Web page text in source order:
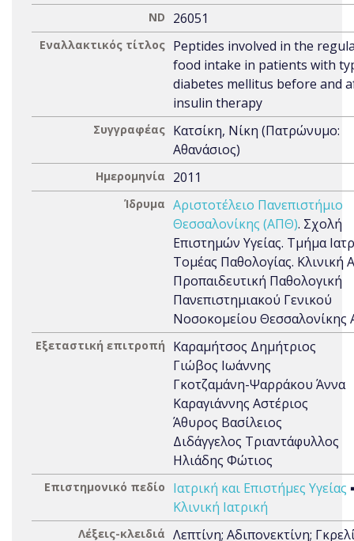
ND 26051
Εναλλακτικός τίτλος Peptides involved in the
food intake in patients with
diabetes mellitus before and
insulin therapy
Συγγραφέας Κατσίκη, Νίκη (Πατρώνυμο:
Αθανάσιος)
Ημερομηνία 2011
Ίδρυμα Αριστοτέλειο Πανεπιστήμιο
Θεσσαλονίκης (ΑΠΘ). Σχολή
Επιστημών Υγείας. Τμήμα
Τομέας Παθολογίας. Κλινική
Προπαιδευτική Παθολογική
Πανεπιστημιακού Γενικού
Νοσοκομείου Θεσσαλονίκης
Εξεταστική επιτροπή
Καραμήτσος Δημήτριος
Γιώβος Ιωάννης
Γκοτζαμάνη-Ψαρράκου Άννα
Καραγιάννης Αστέριος
Άθυρος Βασίλειος
Διδάγγελος Τριαντάφυλλος
Ηλιάδης Φώτιος
Επιστημονικό πεδίο Ιατρική και Επιστήμες Υγείας
Κλινική Ιατρική
Λέξεις-κλειδιά Λεπτίνη; Αδιπονεκτίνη;